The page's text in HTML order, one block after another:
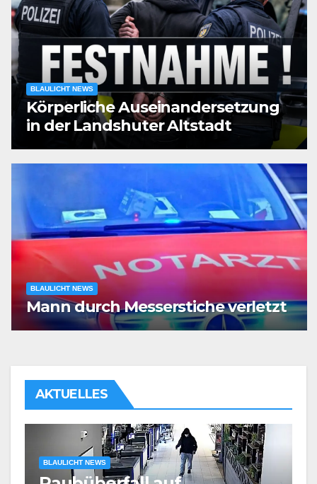
BLAULICHT NEWS
Körperliche Auseinandersetzung
in der Landshuter Altstadt
BLAULICHT NEWS
Mann durch Messerstiche verletzt
AKTUELLES
BLAULICHT NEWS